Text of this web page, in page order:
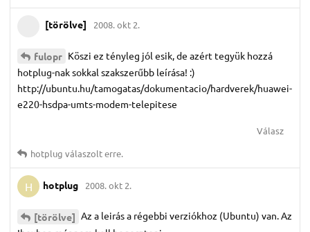
[törölve] 2008. okt 2.
fulopr Köszi ez tényleg jól esik, de azért tegyük hozzá
hotplug-nak sokkal szakszerűbb leírása! :)
http://ubuntu.hu/tamogatas/dokumentacio/hardverek/huawei-
e220-hsdpa-umts-modem-telepitese
Válasz
hotplug válaszolt erre.
H hotplug 2008. okt 2.
[törölve] Az a leirás a régebbi verziókhoz (Ubuntu) van. Az